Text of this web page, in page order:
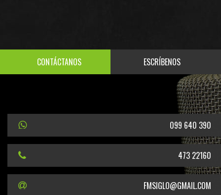
CONTÁCTANOS ESCRÍBENOS
099 640 390
473 22160
FMSIGLO@GMAIL.COM